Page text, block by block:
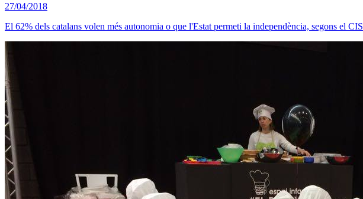
27/04/2018
El 62% dels catalans volen més autonomia o que l'Estat permeti la independència, segons el CIS